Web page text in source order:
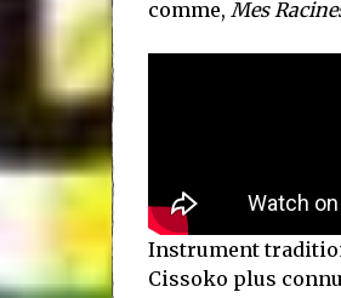
comme, Mes
Instrument
Cissoko plus